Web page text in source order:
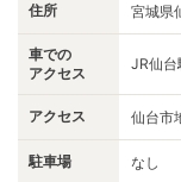
住所 宮城県
車での
アクセス
JR仙台
アクセス 仙台市
駐車場 なし